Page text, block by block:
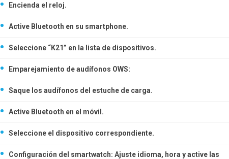
Encienda el reloj.
Active Bluetooth en su smartphone.
Seleccione “K21” en la lista de dispositivos.
Emparejamiento de audífonos OWS:
Saque los audífonos del estuche de carga.
Active Bluetooth en el móvil.
Seleccione el dispositivo correspondiente.
Configuración del smartwatch: Ajuste idioma, hora y active las